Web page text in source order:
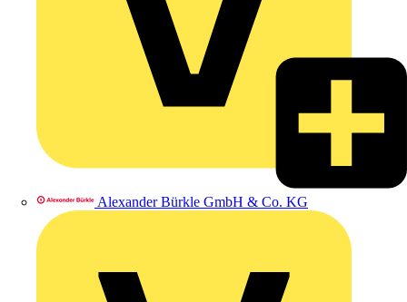
Alexander Bürkle GmbH & Co. KG